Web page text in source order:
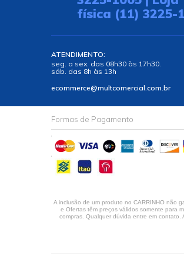
física (11) 3225-
ATENDIMENTO:
seg. a sex. das 08h30 às 17h30.
sáb. das 8h às 13h
ecommerce@multcomercial.com.br
Formas de Pagamento
A inclusão de um produto no CARRINHO não
e Ofertas têm preços válidos somente para
compras. Qualquer dúvida entre em